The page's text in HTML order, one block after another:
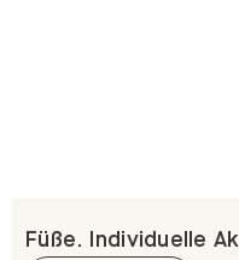
Füße. Individuelle